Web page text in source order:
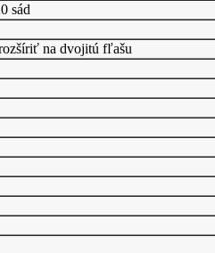
sád
rozšíriť na dvojitú fľašu